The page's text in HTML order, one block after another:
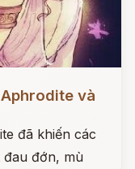
và
đã khiến các
đau đớn, mù